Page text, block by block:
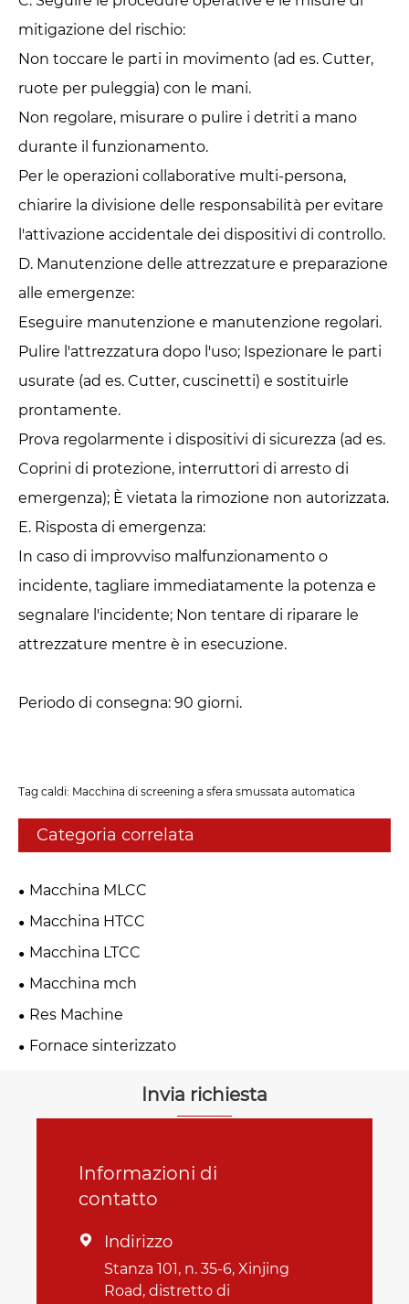
mitigazione del rischio: ‌
Non toccare le parti in movimento (ad es. Cutter,
ruote per puleggia) con le mani.
Non regolare, misurare o pulire i detriti a mano
durante il funzionamento.
Per le operazioni collaborative multi-persona,
chiarire la divisione delle responsabilità per evitare
l'attivazione accidentale dei dispositivi di controllo.
D. Manutenzione delle attrezzature e preparazione
alle emergenze: ‌
Eseguire manutenzione e manutenzione regolari.
Pulire l'attrezzatura dopo l'uso; Ispezionare le parti
usurate (ad es. Cutter, cuscinetti) e sostituirle
prontamente.
Prova regolarmente i dispositivi di sicurezza (ad es.
Coprini di protezione, interruttori di arresto di
emergenza); È vietata la rimozione non autorizzata.
E. Risposta di emergenza: ‌
In caso di improvviso malfunzionamento o
incidente, tagliare immediatamente la potenza e
segnalare l'incidente; Non tentare di riparare le
attrezzature mentre è in esecuzione.
Periodo di consegna: 90 giorni.
Tag caldi: Macchina di screening a sfera smussata automatica
Categoria correlata
Macchina MLCC
Macchina HTCC
Macchina LTCC
Macchina mch
Res Machine
Fornace sinterizzato
Invia richiesta
Informazioni di
contatto
 Indirizzo
Stanza 101, n. 35-6, Xinjing
Road, distretto di